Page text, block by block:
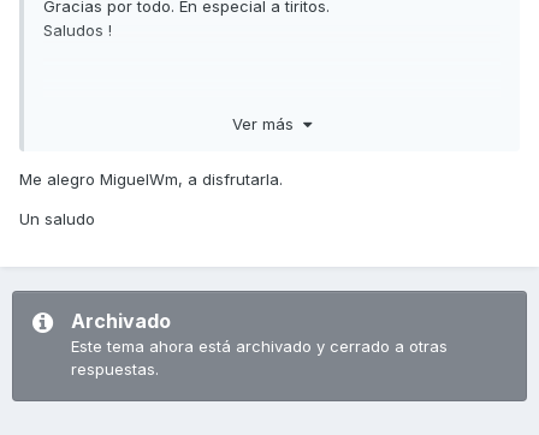
Gracias por todo. En especial a tiritos.
Saludos !
Ver más
Me alegro MiguelWm, a disfrutarla.
Un saludo
Archivado
Este tema ahora está archivado y cerrado a otras
respuestas.